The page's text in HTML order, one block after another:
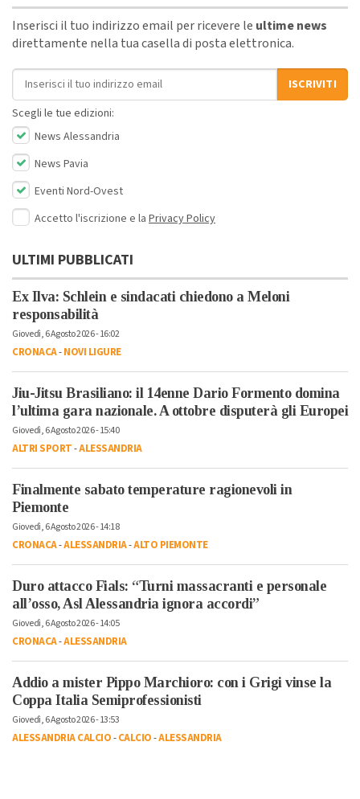
Inserisci il tuo indirizzo email per ricevere le ultime news
direttamente nella tua casella di posta elettronica.
Indirizzo email
ISCRIVITI
Scegli le tue edizioni:
News Alessandria
News Pavia
Eventi Nord-Ovest
Accetto l'iscrizione e la Privacy Policy
ULTIMI PUBBLICATI
Ex Ilva: Schlein e sindacati chiedono a Meloni
responsabilità
Giovedì, 6 Agosto 2026 - 16:02
CRONACA-NOVI LIGURE
Jiu-Jitsu Brasiliano: il 14enne Dario Formento domina
l’ultima gara nazionale. A ottobre disputerà gli Europei
Giovedì, 6 Agosto 2026 - 15:40
ALTRI SPORT-ALESSANDRIA
Finalmente sabato temperature ragionevoli in
Piemonte
Giovedì, 6 Agosto 2026 - 14:18
CRONACA-ALESSANDRIA-ALTO PIEMONTE
Duro attacco Fials: “Turni massacranti e personale
all’osso, Asl Alessandria ignora accordi”
Giovedì, 6 Agosto 2026 - 14:05
CRONACA-ALESSANDRIA
Addio a mister Pippo Marchioro: con i Grigi vinse la
Coppa Italia Semiprofessionisti
Giovedì, 6 Agosto 2026 - 13:53
ALESSANDRIA CALCIO-CALCIO-ALESSANDRIA